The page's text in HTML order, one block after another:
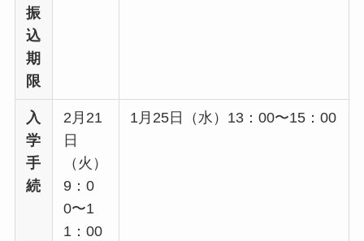
振
込
期
限
入
学
手
続
2月21
日
（火）
9：0
0〜1
1：00
1月25日（水）13：00〜15：00